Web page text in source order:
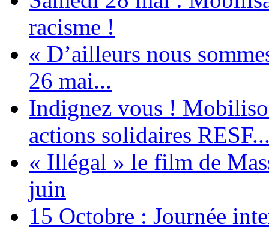
racisme !
« D’ailleurs nous
26 mai...
Indignez vous !
actions solidaires
« Illégal » le film de
juin
15 Octobre : Journée